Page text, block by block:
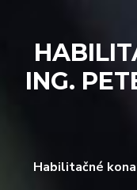
ING.
Habilitačné